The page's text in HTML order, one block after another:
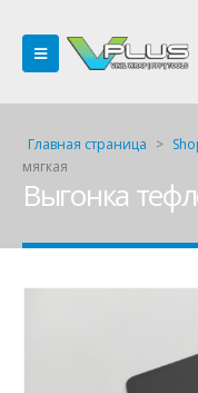
Главная страница >
мягкая
Выгонка